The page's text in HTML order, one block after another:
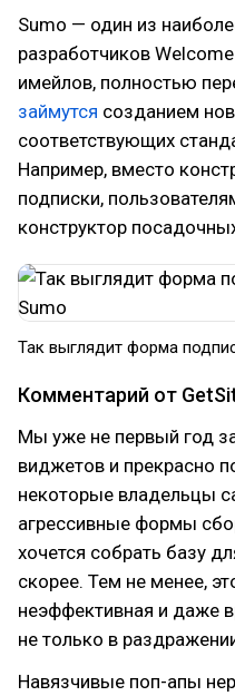
Sumo — один из
разработчиков
имейлов, полностью
займутся созданием
соответствующих
Например, вместо
подписки,
конструктор
Так выглядит форма
Комментарий от
Мы уже не первый год
виджетов и прекрасно
некоторые владельцы
агрессивные формы
хочется собрать базу
скорее. Тем не менее,
неэффективная и даже
не только в
Навязчивые поп-апы